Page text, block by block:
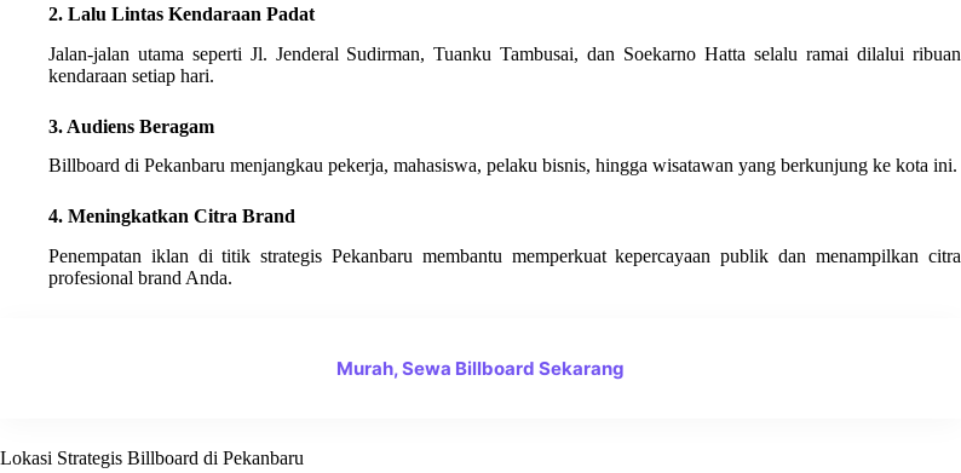
2. Lalu Lintas Kendaraan Padat
Jalan-jalan utama seperti Jl. Jenderal Sudirman, Tuanku Tambusai, dan Soekarno Hatta selalu ramai dilalui ribuan
kendaraan setiap hari.
3. Audiens Beragam
Billboard di Pekanbaru menjangkau pekerja, mahasiswa, pelaku bisnis, hingga wisatawan yang berkunjung ke kota ini.
4. Meningkatkan Citra Brand
Penempatan iklan di titik strategis Pekanbaru membantu memperkuat kepercayaan publik dan menampilkan citra
profesional brand Anda.
Murah, Sewa Billboard Sekarang
Lokasi Strategis Billboard di Pekanbaru